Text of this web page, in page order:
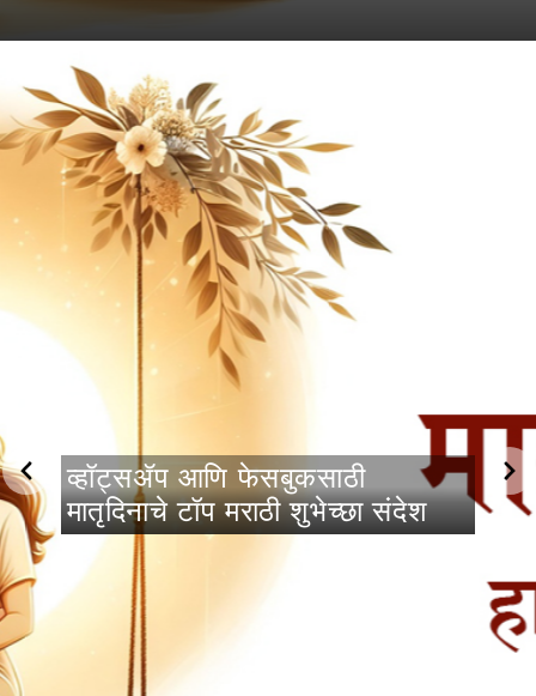
व्हॉट्सॲप आणि फेसबुकसाठी
मातृदिनाचे टॉप मराठी शुभेच्छा संदेश